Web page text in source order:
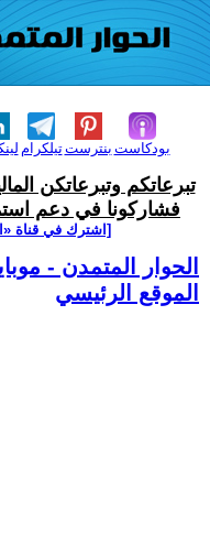
تيلكرامبنترست بودكاست
تبرعاتكم وتبرعاتكن
فشاركونا في دعم
[اشترك في قناة
الحوار المتمدن -
الموقع الرئيسي